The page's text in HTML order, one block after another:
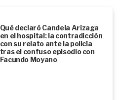
Qué declaró Candela Arizaga
en el hospital: la contradicción
con su relato ante la policía
tras el confuso episodio con
Facundo Moyano